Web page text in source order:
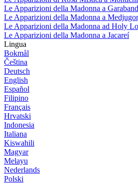
Le Apparizioni della Madonna a
Le Apparizioni della Madonna a
Le Apparizioni della Madonna ad Holy
Le Apparizioni della Madonna a Jacareí
Lingua
Bokmål
Čeština
Deutsch
English
Español
Filipino
Français
Hrvatski
Indonesia
Italiana
Kiswahili
Magyar
Melayu
Nederlands
Polski